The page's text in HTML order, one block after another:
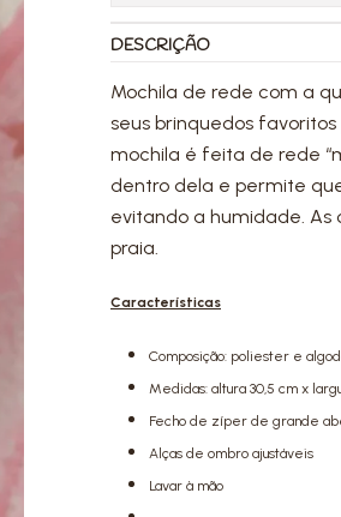
DESCRIÇÃO
Mochila de rede com a
seus brinquedos
mochila é feita de rede
dentro dela e permite
evitando a humidade.
praia.
Características
Composição: poliester e
Medidas: altura 30,5 cm x
Fecho de zíper de grande
Alças de ombro ajustáveis
Lavar à mão